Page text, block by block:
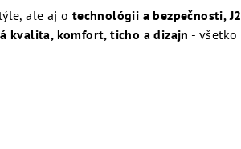
ale aj o technológii a bezpečnosti, J2
kvalita, komfort, ticho a dizajn - všetko